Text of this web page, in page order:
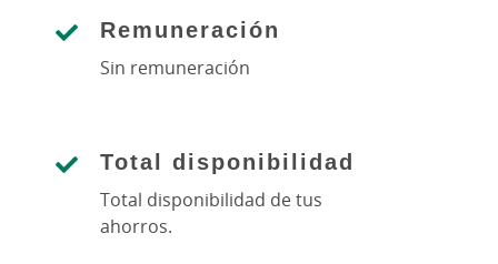
Remuneración
Sin remuneración
Total disponibilidad
Total disponibilidad de tus
ahorros.